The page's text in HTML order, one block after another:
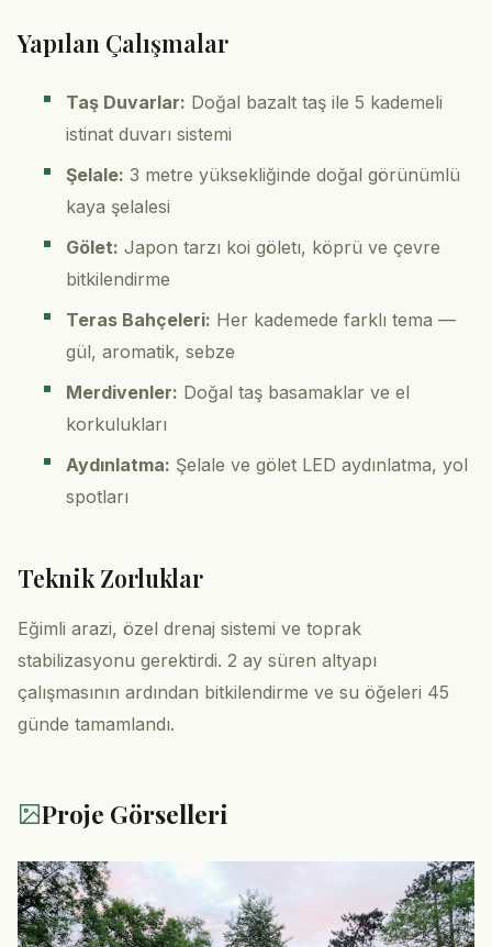
Yapılan Çalışmalar
Taş Duvarlar: Doğal bazalt taş ile 5 kademeli
istinat duvarı sistemi
Şelale: 3 metre yüksekliğinde doğal görünümlü
kaya şelalesi
Gölet: Japon tarzı koi göletı, köprü ve çevre
bitkilendirme
Teras Bahçeleri: Her kademede farklı tema —
gül, aromatik, sebze
Merdivenler: Doğal taş basamaklar ve el
korkulukları
Aydınlatma: Şelale ve gölet LED aydınlatma, yol
spotları
Teknik Zorluklar
Eğimli arazi, özel drenaj sistemi ve toprak
stabilizasyonu gerektirdi. 2 ay süren altyapı
çalışmasının ardından bitkilendirme ve su öğeleri 45
günde tamamlandı.
Proje Görselleri